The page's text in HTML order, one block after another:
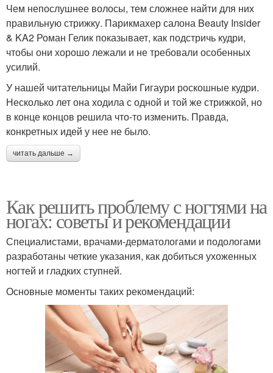
Чем непослушнее волосы, тем сложнее найти для них
правильную стрижку. Парикмахер салона Beauty Insider
& KA2 Роман Гелик показывает, как подстричь кудри,
чтобы они хорошо лежали и не требовали особенных
усилий.
У нашей читательницы Майи Гигаури роскошные кудри.
Несколько лет она ходила с одной и той же стрижкой, но
в конце концов решила что-то изменить. Правда,
конкретных идей у нее не было.
читать дальше →
Как решить проблему с ногтями на
ногах: советы и рекомендации
Специалистами, врачами-дерматологами и подологами
разработаны четкие указания, как добиться ухоженных
ногтей и гладких ступней.
Основные моменты таких рекомендаций: